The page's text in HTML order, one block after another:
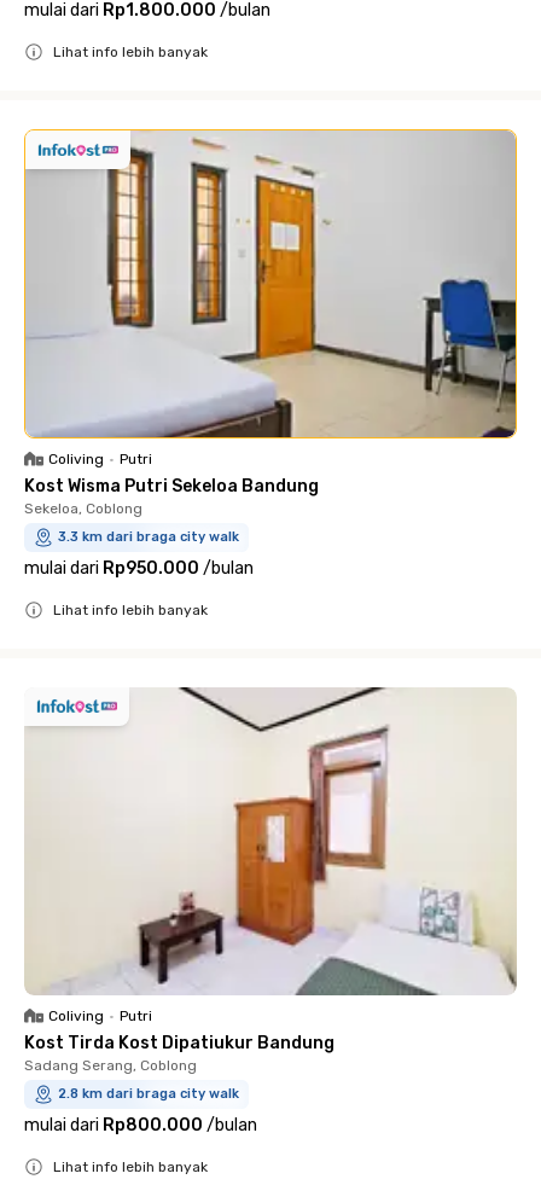
mulai dari Rp1.800.000 /bulan
Lihat info lebih banyak
Coliving • Putri
Kost Wisma Putri Sekeloa Bandung
Sekeloa, Coblong
3.3 km dari braga city walk
mulai dari Rp950.000 /bulan
Lihat info lebih banyak
Coliving • Putri
Kost Tirda Kost Dipatiukur Bandung
Sadang Serang, Coblong
2.8 km dari braga city walk
mulai dari Rp800.000 /bulan
Lihat info lebih banyak